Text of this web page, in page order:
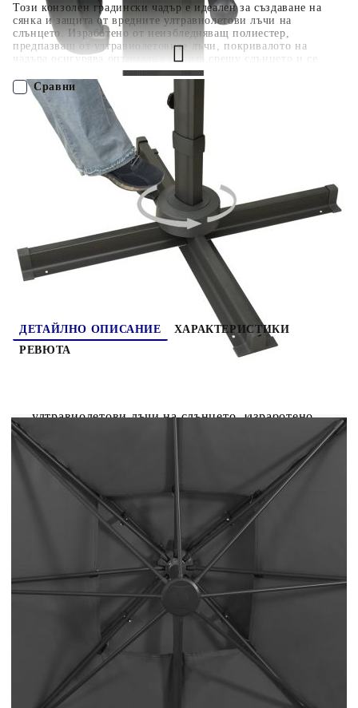
Този конзолен градински чадър е идеален за създаване на
сянка и защита от вредните ултравиолетови лъчи на
слънцето. Изработено от неизбледняващ полиестер,
предпазващ от ултравиолетовите лъчи, покривалото на
чадъра осигурява оптимална защита срещу слънцето и се
почиства лесно. Чадърът разполага с кръстата основа за
допълнителна стабилност. Изключителният му дизайн ви
позволява да наклоните и завъртите чадъра на 360 градуса, за
да блокирате слънцето. Здравият алуминиев прът и 8-те
спици го правят много стабилен и устойчив. Този градински
чадър се отваря и затваря лесно благодарение на манивелата.
В допълнение, дизайнът с двоен покрив подпомага
вентилацията. Моля, забележете, че препоръчваме
обработката на текстила на чадъра с хидроизолационен
спрей, ако е подложен на силни валежи.
ПОРЪЧАЙ БЕЗ РЕГИСТРАЦИЯ
Наш представител ще се свърже с Вас в рамките на работния ден!
19.840 кг
Сравни
ДЕТАЙЛНО ОПИСАНИЕ
ХАРАКТЕРИСТИКИ
РЕВЮТА
ултравиолетови лъчи на слънцето. Изработено
от неизбледняващ полиестер, предпазващ от
ултравиолетовите лъчи, покривалото на чадъра
осигурява оптимална защита срещу слънцето и
се почиства лесно. Чадърът разполага с кръстата
основа за допълнителна стабилност.
Изключителният му дизайн ви позволява да
наклоните и завъртите чадъра на 360 градуса, за
да блокирате слънцето. Здравият алуминиев
прът и 8-те спици го правят много стабилен и
устойчив. Този градински чадър се отваря и
затваря лесно благодарение на манивелата. В
допълнение, дизайнът с двоен покрив
подпомага вентилацията. Моля, забележете, че
препоръчваме обработката на текстила на
чадъра с хидроизолационен спрей, ако е
подложен на силни валежи.
Цвят на покривалото: Антрацит
Материал: Тъкан с PA покритие, прахово